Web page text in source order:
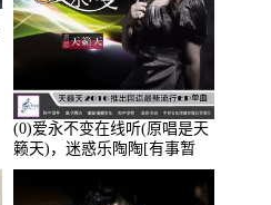
(0)爱永不变在线听(原唱是天
籁天)，迷惑乐陶陶[有事暂
离]演唱点播:27678次